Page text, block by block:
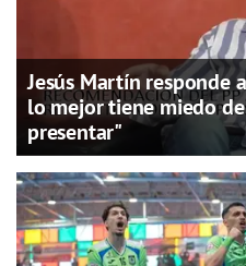
Jesús Martín responde
lo mejor tiene miedo
presentar"